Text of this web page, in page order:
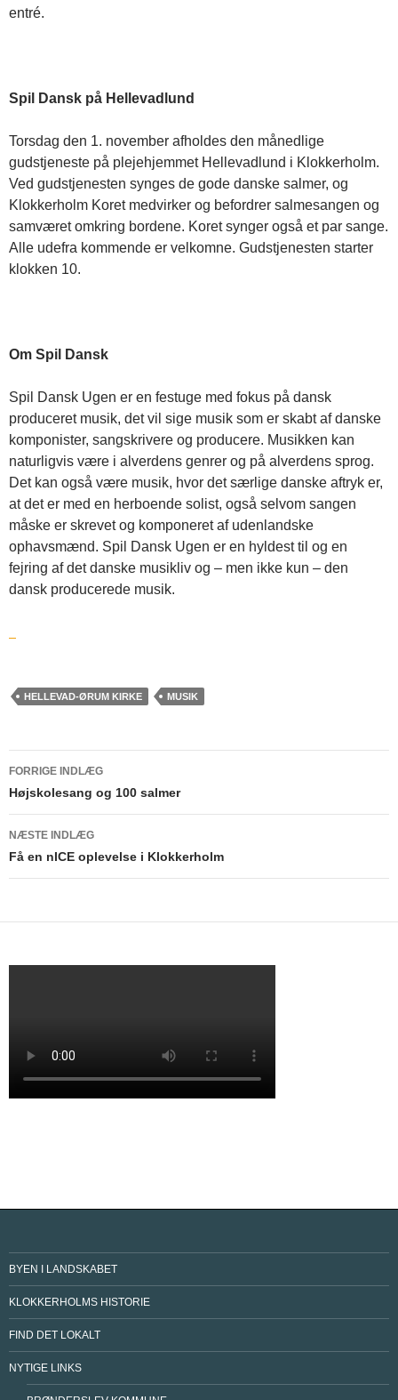
entré.
Spil Dansk på Hellevadlund
Torsdag den 1. november afholdes den månedlige
gudstjeneste på plejehjemmet Hellevadlund i Klokkerholm.
Ved gudstjenesten synges de gode danske salmer, og
Klokkerholm Koret medvirker og befordrer salmesangen og
samværet omkring bordene. Koret synger også et par sange.
Alle udefra kommende er velkomne. Gudstjenesten starter
klokken 10.
Om Spil Dansk
Spil Dansk Ugen er en festuge med fokus på dansk
produceret musik, det vil sige musik som er skabt af danske
komponister, sangskrivere og producere. Musikken kan
naturligvis være i alverdens genrer og på alverdens sprog.
Det kan også være musik, hvor det særlige danske aftryk er,
at det er med en herboende solist, også selvom sangen
måske er skrevet og komponeret af udenlandske
ophavsmænd. Spil Dansk Ugen er en hyldest til og en
fejring af det danske musikliv og – men ikke kun – den
dansk producerede musik.
HELLEVAD-ØRUM KIRKE MUSIK
Indlægsnavigation
FORRIGE INDLÆG
Højskolesang og 100 salmer
NÆSTE INDLÆG
Få en nICE oplevelse i Klokkerholm
BYEN I LANDSKABET
KLOKKERHOLMS HISTORIE
FIND DET LOKALT
NYTIGE LINKS